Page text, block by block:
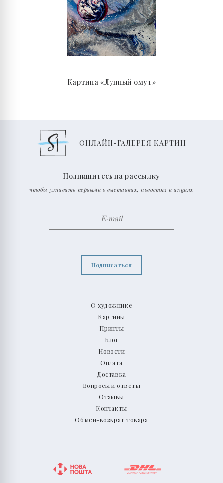
Картина «Лунный омут»
ОНЛАЙН-ГАЛЕРЕЯ КАРТИН
О художнике
Картины
Принты
Блог
Новости
Оплата
Доставка
Вопросы и ответы
Отзывы
Контакты
Обмен-возврат товара
Подпишитесь на рассылку
чтобы узнавать первыми о выставках, новостях и акциях
Подписаться